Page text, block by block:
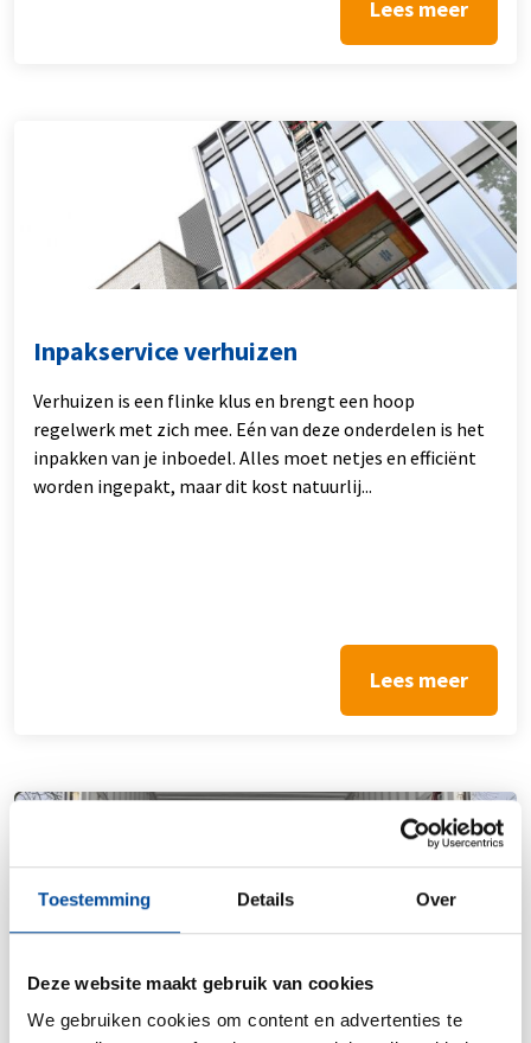
Toestemming Details Over
Deze website maakt gebruik van cookies
We gebruiken cookies om content en advertenties te
Lees meer
Inpakservice verhuizen
Verhuizen is een flinke klus en brengt een hoop
regelwerk met zich mee. Eén van deze onderdelen is het
inpakken van je inboedel. Alles moet netjes en efficiënt
worden ingepakt, maar dit kost natuurlij...
Lees meer
Spoedverhuizing: Alles wat je moet